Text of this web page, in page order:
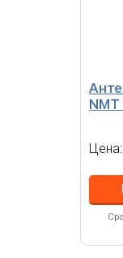
Цена: